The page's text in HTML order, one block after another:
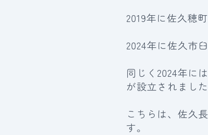
2019年に佐久穂
2024年に佐久市
同じく2024年に
が設立されました
こちらは、佐久
す。